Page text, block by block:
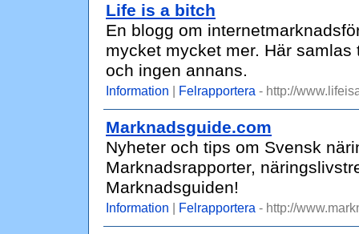
Life is a bitch
En blogg om
mycket mycket mer. Här
och ingen annans.
Information | Felrapportera - http://
Marknadsguide.com
Nyheter och tips om Svensk
Marknadsrapporter,
Marknadsguiden!
Information | Felrapportera - http://